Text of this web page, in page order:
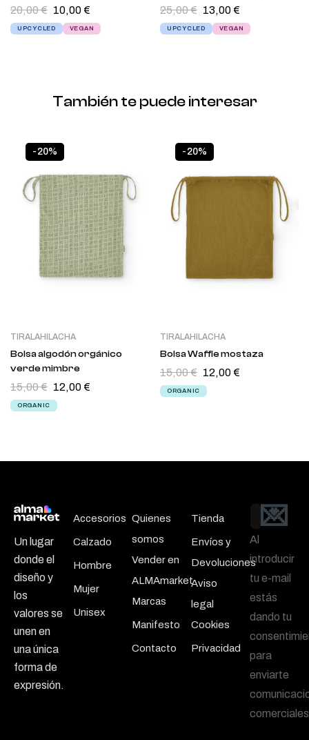
20,00€ 10,00€
UPCYCLED VEGAN
25,00€ 13,00€
UPCYCLED VEGAN
También te puede interesar
-20%
TIRALAHILACHA
Bolsa algodón orgánico
verde mimbre
15,00€ 12,00€
ORGANIC
-20%
TIRALAHILACHA
Bolsa Waffle mostaza
15,00€ 12,00€
ORGANIC
Un lugar
donde el
diseño y
los
valores se
unen en
una única
forma de
expresión.
Accesorios
Calzado
Hombre
Mujer
Unisex
Quienes
somos
Vender en
ALMAmarket
Marcas
Manifesto
Contacto
Tienda
Envíos y
Devoluciones
Aviso
legal
Cookies
Privacidad
Email
💌
Al
introducir
tu e-mail
estás
dando tu
para
enviarte